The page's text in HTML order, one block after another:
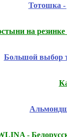
Тотошка -
на
Большой выбор
-